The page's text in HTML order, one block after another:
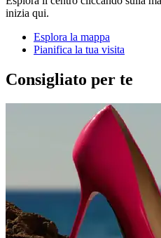
inizia qui.
Esplora la mappa
Pianifica la tua visita
Consigliato per te